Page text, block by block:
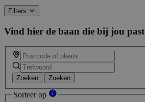
Filters
Vind hier de baan die bij jou past
Zoeken Zoeken
Sorteer op